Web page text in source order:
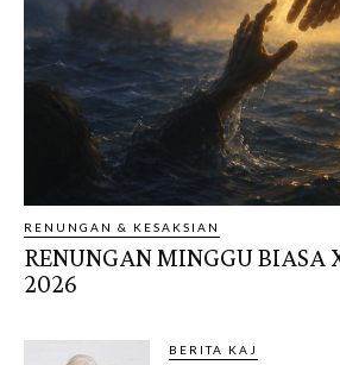
RENUNGAN & KESAKSIAN
RENUNGAN MINGGU BIASA
2026
BERITA KAJ